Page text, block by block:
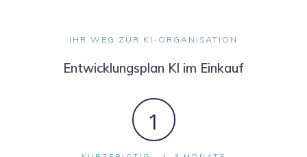
IHR WEG ZUR KI-ORGANISATION
Entwicklungsplan KI im Einkauf
1